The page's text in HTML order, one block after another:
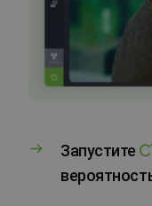
Запустите